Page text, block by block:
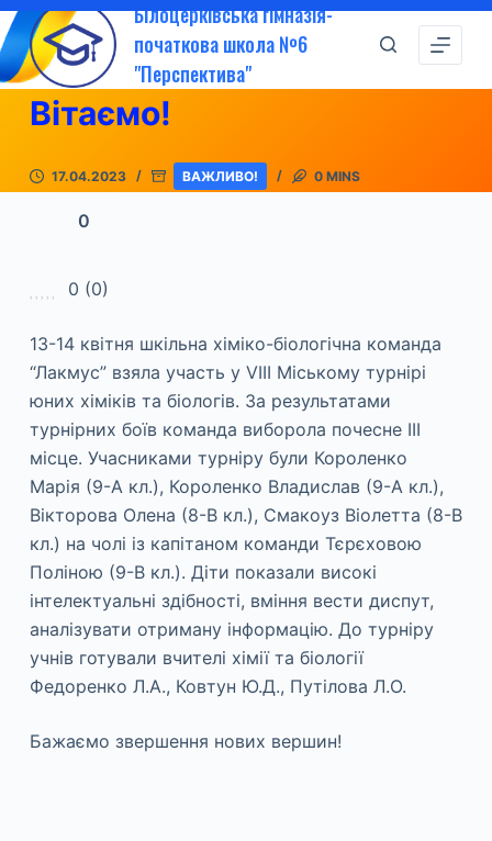
П
е
р
т
и
с
т
у
Білоцерківська гімназія-
початкова школа №6
"Перспектива"
Вітаємо!
17.04.2023 ВАЖЛИВО! 0 MINS
0
0 (0)
13-14 квітня шкільна хіміко-біологічна команда
“Лакмус” взяла участь у VІІІ Міському турнірі
юних хіміків та біологів. За результатами
турнірних боїв команда виборола почесне ІІІ
місце. Учасниками турніру були Короленко
Марія (9-А кл.), Короленко Владислав (9-А кл.),
Вікторова Олена (8-В кл.), Смакоуз Віолетта (8-В
кл.) на чолі із капітаном команди Тєрєховою
Поліною (9-В кл.). Діти показали високі
інтелектуальні здібності, вміння вести диспут,
аналізувати отриману інформацію. До турніру
учнів готували вчителі хімії та біології
Федоренко Л.А., Ковтун Ю.Д., Путілова Л.О.
Бажаємо звершення нових вершин!